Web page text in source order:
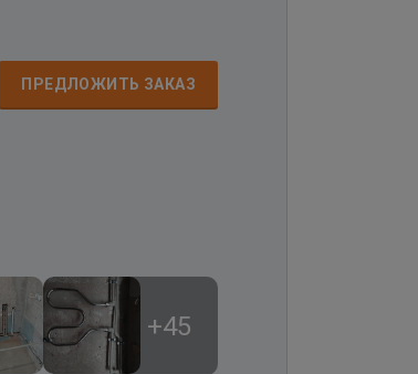
ПРЕДЛОЖИТЬ ЗАКАЗ
+45